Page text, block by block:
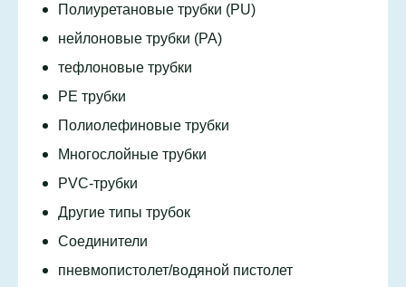
Полиуретановые трубки (PU)
нейлоновые трубки (PA)
тефлоновые трубки
PE трубки
Полиолефиновые трубки
Многослойные трубки
PVC-трубки
Другие типы трубок
Соединители
пневмопистолет/водяной пистолет